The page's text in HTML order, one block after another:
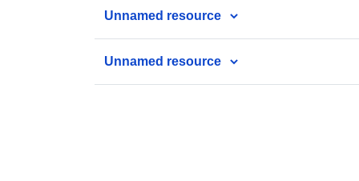
Unnamed resource
Unnamed resource